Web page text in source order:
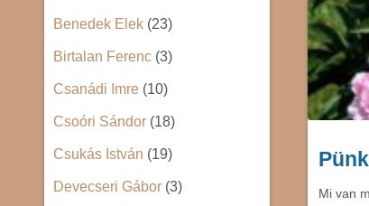
Mi van
Benedek Elek (23)
Birtalan Ferenc (3)
Csanádi Imre (10)
Csoóri Sándor (18)
Csukás István (19)
Devecseri Gábor (3)